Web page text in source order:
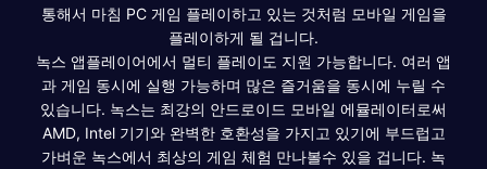
통해서 마침 PC 게임 플레이하고 있는 것처럼 모바일 게임을
플레이하게 될 겁니다.
녹스 앱플레이어에서 멀티 플레이도 지원 가능합니다. 여러 앱
과 게임 동시에 실행 가능하며 많은 즐거움을 동시에 누릴 수
있습니다. 녹스는 최강의 안드로이드 모바일 에뮬레이터로써
AMD, Intel 기기와 완벽한 호환성을 가지고 있기에 부드럽고
가벼운 녹스에서 최상의 게임 체험 만나볼수 있을 겁니다. 녹